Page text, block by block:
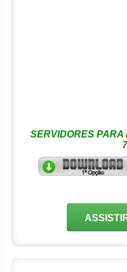
SERVIDORES